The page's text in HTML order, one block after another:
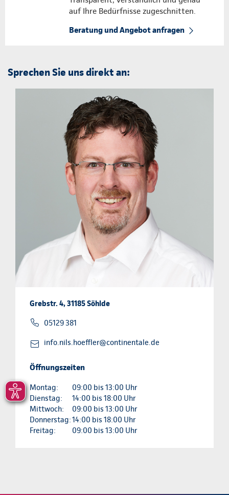
auf Ihre Bedürfnisse zugeschnitten.
Beratung und Angebot anfragen
Sprechen Sie uns direkt an:
Grebstr. 4, 31185 Söhlde
05129 381
info.nils.hoeffler@continentale.de
Öffnungszeiten
Montag:
09:00 bis 13:00 Uhr
Dienstag:
14:00 bis 18:00 Uhr
Mittwoch:
09:00 bis 13:00 Uhr
Donnerstag:14:00 bis 18:00 Uhr
Freitag:
09:00 bis 13:00 Uhr